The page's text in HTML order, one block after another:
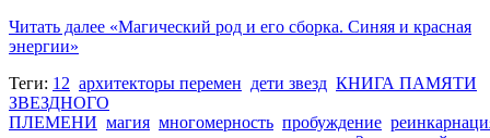
Читать далее «Магический род и его сборка. Синяя и красная
энергии»
Теги: 12 архитекторы перемен дети звезд КНИГА ПАМЯТИ
ЗВЕЗДНОГО
ПЛЕМЕНИ магия многомерность пробуждение